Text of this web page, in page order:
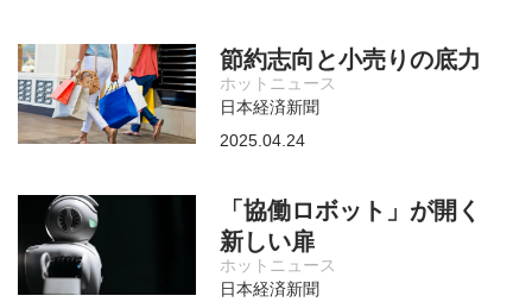
節約志向と小売りの底力
ホットニュース
日本経済新聞
2025.04.24
「協働ロボット」が開く
新しい扉
ホットニュース
日本経済新聞